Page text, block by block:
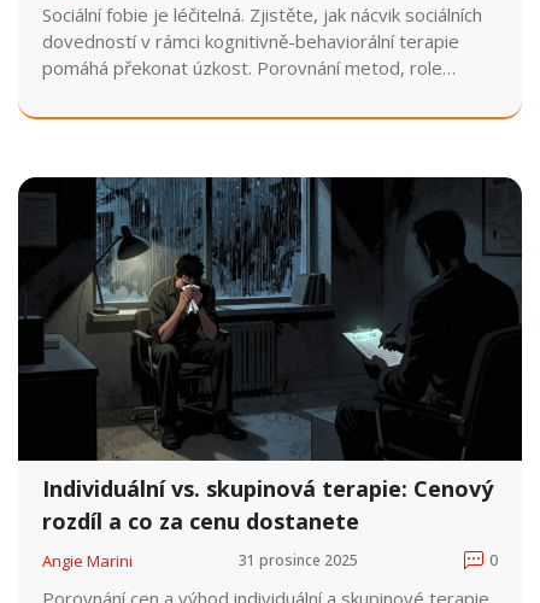
Sociální fobie je léčitelná. Zjistěte, jak nácvik sociálních
dovedností v rámci kognitivně-behaviorální terapie
pomáhá překonat úzkost. Porovnání metod, role
Individuální vs. skupinová terapie: Cenový
rozdíl a co za cenu dostanete
Angie Marini 31 prosince 2025 0
Porovnání cen a výhod individuální a skupinové terapie